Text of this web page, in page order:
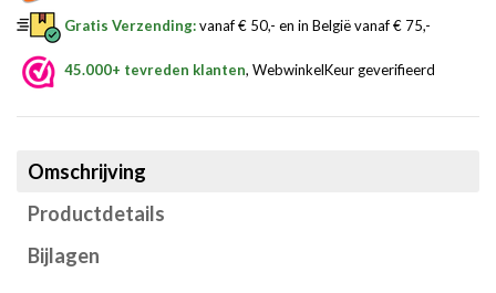
Gratis Verzending:vanaf € 50,- en in België vanaf € 75,-
45.000+ tevreden klanten, WebwinkelKeur geverifieerd
Omschrijving
Productdetails
Bijlagen